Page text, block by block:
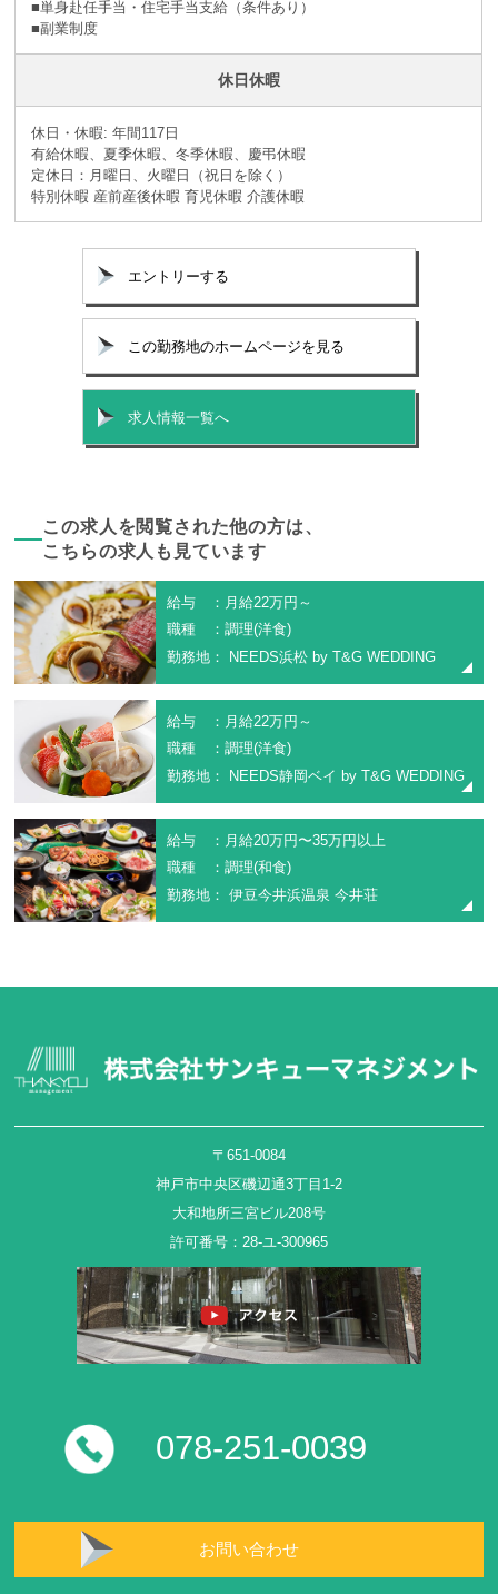
■単身赴任手当・住宅手当支給（条件あり）
■副業制度
休日休暇
休日・休暇: 年間117日
有給休暇、夏季休暇、冬季休暇、慶弔休暇
定休日：月曜日、火曜日（祝日を除く）
特別休暇 産前産後休暇 育児休暇 介護休暇
エントリーする
この勤務地のホームページを見る
求人情報一覧へ
この求人を閲覧された他の方は、
こちらの求人も見ています
給与 ：月給22万円～
職種 ：調理(洋食)
勤務地： NEEDS浜松 by T&G WEDDING
給与 ：月給22万円～
職種 ：調理(洋食)
勤務地： NEEDS静岡ベイ by T&G WEDDING
給与 ：月給20万円〜35万円以上
職種 ：調理(和食)
勤務地： 伊豆今井浜温泉 今井荘
〒651-0084
神戸市中央区磯辺通3丁目1-2
大和地所三宮ビル208号
許可番号：28-ユ-300965
078-251-0039
お問い合わせ